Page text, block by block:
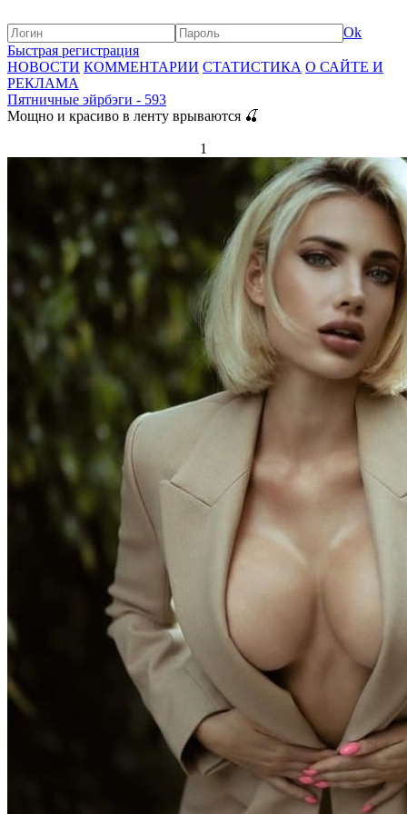
Ok
Быстрая регистрация
НОВОСТИ КОММЕНТАРИИ СТАТИСТИКА О САЙТЕ И
РЕКЛАМА
Пятничные эйрбэги - 593
Мощно и красиво в ленту врываются 🍒
1